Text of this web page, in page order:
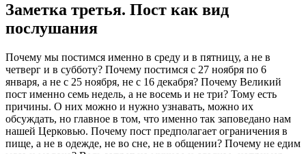
Заметка третья. Пост как вид
послушания
Почему мы постимся именно в среду и в пятницу, а не в
четверг и в субботу? Почему постимся с 27 ноября по 6
января, а не с 25 ноября, не с 16 декабря? Почему Великий
пост именно семь недель, а не восемь и не три? Тому есть
причины. О них можно и нужно узнавать, можно их
обсуждать, но главное в том, что именно так заповедано нам
нашей Церковью. Почему пост предполагает ограничения в
пище, а не в одежде, не во сне, не в общении? Почему не едим